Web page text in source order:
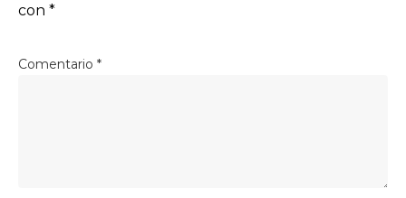
con *
Comentario *